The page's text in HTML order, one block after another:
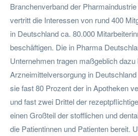
Branchenverband der
vertritt die Interessen von rund 400
in Deutschland ca. 80.000
beschäftigen. Die in Pharma
Unternehmen tragen maßgeblich dazu
Arzneimittelversorgung in
sie fast 80 Prozent der in Apotheken
und fast zwei Drittel der
einen Großteil der stofflichen und
die Patientinnen und Patienten bereit.